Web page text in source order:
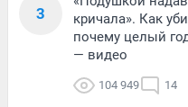
3
кричала». Как
почему целый
— видео
104 949 14